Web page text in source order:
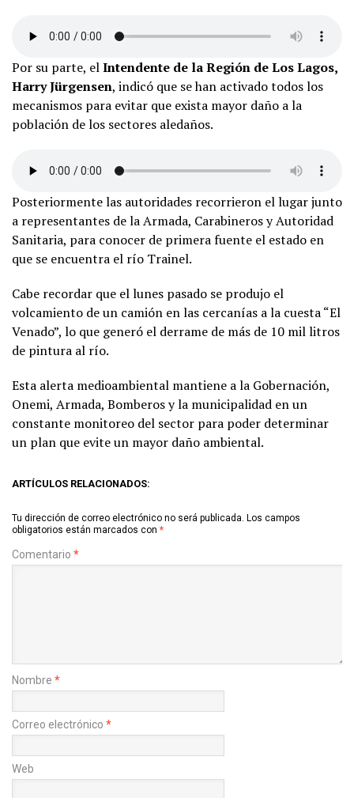
Por su parte, elIntendente de la Región de Los Lagos,
Harry Jürgensen, indicó que se han activado todos los
mecanismos para evitar que exista mayor daño a la
población de los sectores aledaños.
Posteriormente las autoridades recorrieron el lugar junto
a representantes de la Armada, Carabineros y Autoridad
Sanitaria, para conocer de primera fuente el estado en
que se encuentra el río Trainel.
Cabe recordar que el lunes pasado se produjo el
volcamiento de un camión en las cercanías a la cuesta “El
Venado”, lo que generó el derrame de más de 10 mil litros
de pintura al río.
Esta alerta medioambiental mantiene a la Gobernación,
Onemi, Armada, Bomberos y la municipalidad en un
constante monitoreo del sector para poder determinar
un plan que evite un mayor daño ambiental.
ARTÍCULOS RELACIONADOS:
Tu dirección de correo electrónico no será publicada. Los campos
obligatorios están marcados con *
Comentario *
Nombre *
Correo electrónico *
Web